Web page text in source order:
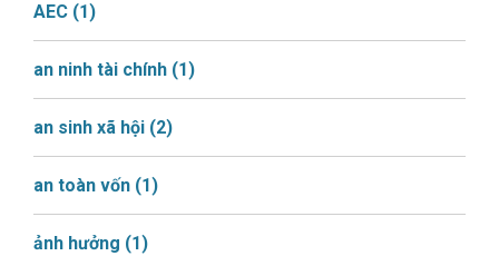
AEC (1)
an ninh tài chính (1)
an sinh xã hội (2)
an toàn vốn (1)
ảnh hưởng (1)